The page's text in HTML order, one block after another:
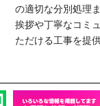
の適切な分別処理
挨拶や丁寧なコミ
ただける工事を提